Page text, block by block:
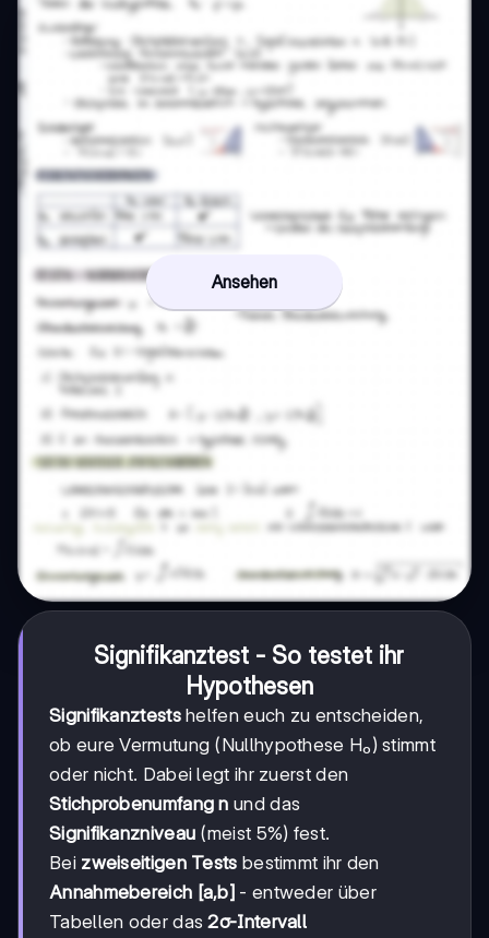
Ansehen
Signifikanztest - So testet ihr
Hypothesen
Signifikanztestshelfen euch zu entscheiden,
ob eure Vermutung (Nullhypothese H₀) stimmt
oder nicht. Dabei legt ihr zuerst den
Stichprobenumfang n und das
Signifikanzniveau (meist 5%) fest.
Bei zweiseitigen Tests bestimmt ihr den
Annahmebereich [a,b] - entweder über
Tabellen oder das2σ-Intervall